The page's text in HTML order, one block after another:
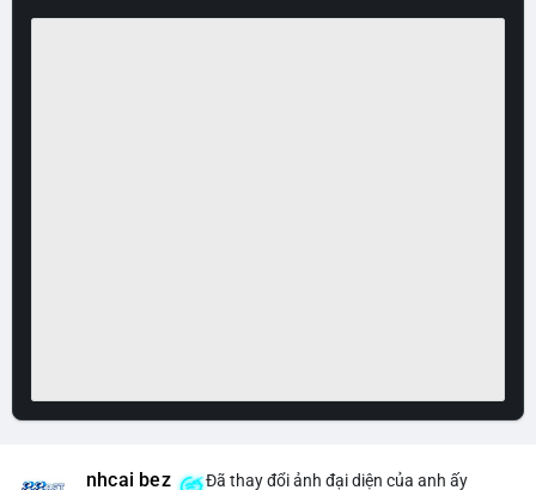
nhcai bez Đã thay đổi ảnh đại diện của anh ấy